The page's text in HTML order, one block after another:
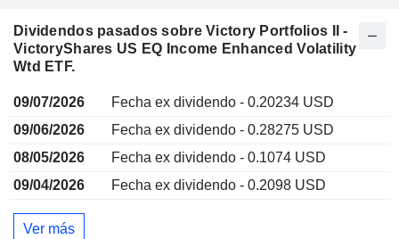
Dividendos pasados sobre Victory Portfolios II -
VictoryShares US EQ Income Enhanced Volatility
Wtd ETF.
09/07/2026
Fecha ex dividendo - 0.20234 USD
09/06/2026
Fecha ex dividendo - 0.28275 USD
08/05/2026
Fecha ex dividendo - 0.1074 USD
09/04/2026
Fecha ex dividendo - 0.2098 USD
Ver más